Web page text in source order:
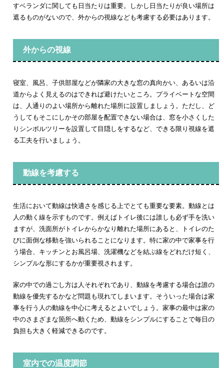
すベランダに関しても日当たりは重要。しかし日当たりが良い場所は
遮るものがないので、外からの視線なども考慮する必要はあります。
外からの視線
寝室、風呂、子供部屋などが隣家の大きな窓の真向かい、あるいは沿
道からよく見えるのはできれば避けたいところ。プライベートな空間
は、人通りのよい場所から離れた場所に設置しましょう。ただし、ど
うしてもそこにしかその部屋を配置できない場合は、窓を小さくした
りシンボルツリーを設置して目隠しをするなど、できる限り視線を遮
る工夫を行いましょう。
動線を考慮する
生活において動線は快適さを感じる上でとても重要な要素。動線とは
人の動く線を示すものです。例えばトイレ後には誰しも必ず手を洗い
ますが、洗面所がトイレからかなり離れた場所にあると、トイレのた
びに面倒な移動を強いられることになります。特に家の中で家事を行
う場合、キッチンとお風呂場、洗濯機などを結ぶ線をどれだけ短く、
シンプルな形にするかが重要視されます。
家の中での過ごし方は人それぞれであり、動線を考慮する場合は誰の
動線を優先するかなど問題も現れてしまいます。そういった場合は家
事を行う人の動線を中心に考えるとよいでしょう。家事の最中は家の
中のさまざまな箇所へ動くため、動線をシンプルにすることで毎日の
負担も大きく軽減できるのです。
室内での温度調節